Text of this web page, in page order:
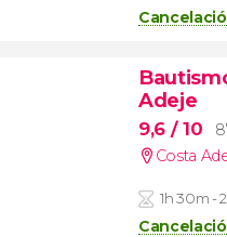
Adeje
9,6 / 10
Costa
1h 30m -